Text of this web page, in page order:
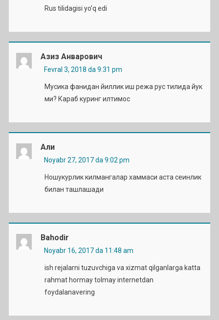
Rus tilidagisi yo’q edi
Азиз Анварович
Fevral 3, 2018 da 9:31 pm
Мусика фанидан йиллик иш режа рус тилида йук
ми? Караб куринг илтимос
Али
Noyabr 27, 2017 da 9:02 pm
Ношукурлик килмангалар хаммаси аста сеинлик
билан ташлашади
Bahodir
Noyabr 16, 2017 da 11:48 am
ish rejalarni tuzuvchiga va xizmat qilganlarga katta
rahmat hormay tolmay internetdan
foydalanavering